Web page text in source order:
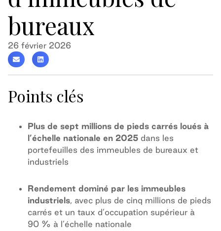
bureaux
26 février 2026
Points clés
Plus de sept millions de pieds carrés loués à
l’échelle nationale en 2025 dans les
portefeuilles des immeubles de bureaux et
industriels
Rendement dominé par les immeubles
industriels, avec plus de cinq millions de pieds
carrés et un taux d’occupation supérieur à
90 % à l’échelle nationale